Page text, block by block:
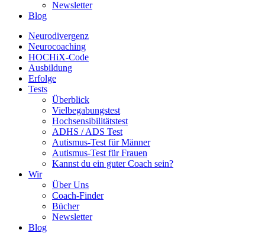
Newsletter
Blog
Neurodivergenz
Neurocoaching
HOCHiX-Code
Ausbildung
Erfolge
Tests
Überblick
Vielbegabungstest
Hochsensibilitätstest
ADHS / ADS Test
Autismus-Test für Männer
Autismus-Test für Frauen
Kannst du ein guter Coach sein?
Wir
Über Uns
Coach-Finder
Bücher
Newsletter
Blog